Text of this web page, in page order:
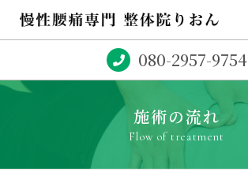
080-2957-9754
施術の流れ
Flow of treatment